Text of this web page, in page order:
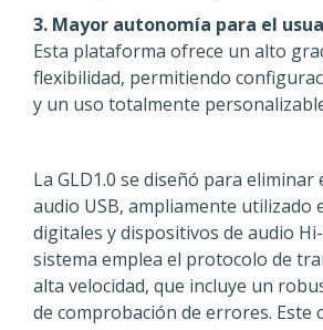
3. Mayor autonomía para el
Esta plataforma ofrece un alto
flexibilidad, permitiendo
y un uso totalmente
La GLD1.0 se diseñó para
audio USB, ampliamente utilizado
digitales y dispositivos de audio
sistema emplea el protocolo de
alta velocidad, que incluye un
de comprobación de errores. Este